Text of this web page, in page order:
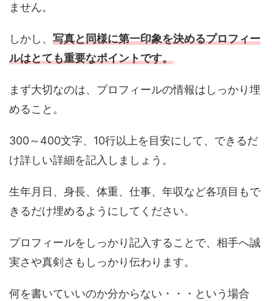
ません。
しかし、 写真と同様に第一印象を決めるプロフィー
ルはとても重要なポイントです。
まず大切なのは、プロフィールの情報はしっかり埋
めること。
300～400文字、10行以上を目安にして、できるだ
け詳しい詳細を記入しましょう。
生年月日、身長、体重、仕事、年収など各項目もで
きるだけ埋めるようにしてください。
プロフィールをしっかり記入することで、相手へ誠
実さや真剣さもしっかり伝わります。
何を書いていいのか分からない・・・という場合